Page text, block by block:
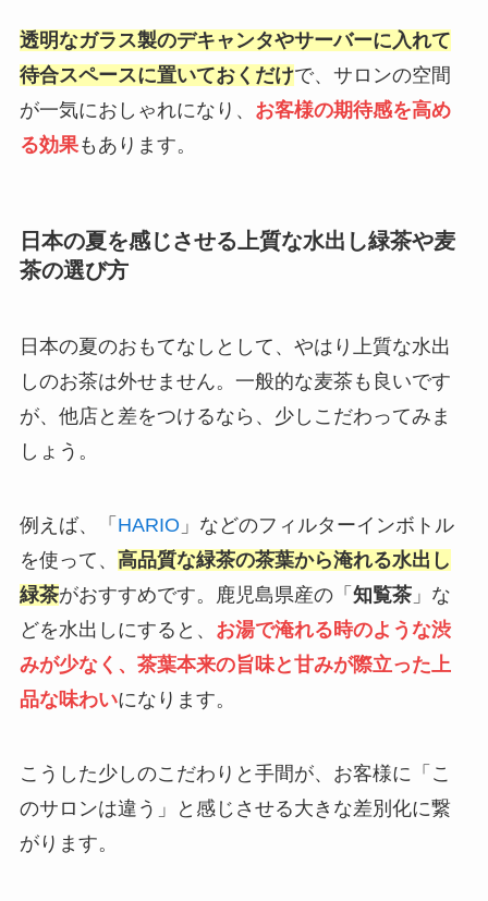
透明なガラス製のデキャンタやサーバーに入れて
待合スペースに置いておくだけで、サロンの空間
が一気におしゃれになり、 お客様の期待感を高め
る効果もあります。
日本の夏を感じさせる上質な水出し緑茶や麦
茶の選び方
日本の夏のおもてなしとして、やはり上質な水出
しのお茶は外せません。一般的な麦茶も良いです
が、他店と差をつけるなら、少しこだわってみま
しょう。
例えば、「 HARIO 」などのフィルターインボトル
を使って、 高品質な緑茶の茶葉から淹れる水出し
緑茶がおすすめです。鹿児島県産の「 知覧茶」な
どを水出しにすると、 お湯で淹れる時のような渋
みが少なく、茶葉本来の旨味と甘みが際立った上
品な味わいになります。
こうした少しのこだわりと手間が、お客様に「こ
のサロンは違う」と感じさせる大きな差別化に繋
がります。